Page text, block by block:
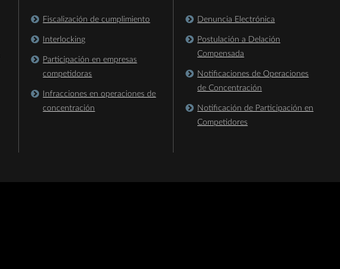
Fiscalización de cumplimiento
Interlocking
Participación en empresas
competidoras
Infracciones en operaciones de
concentración
Denuncia Electrónica
Postulación a Delación
Compensada
Notificaciones de Operaciones
de Concentración
Notificación de Participación en
Competidores